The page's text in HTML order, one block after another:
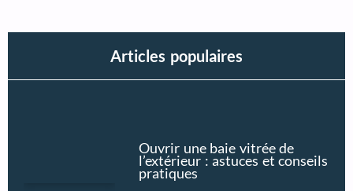
Articles populaires
Ouvrir une baie vitrée de
l’extérieur : astuces et conseils
pratiques